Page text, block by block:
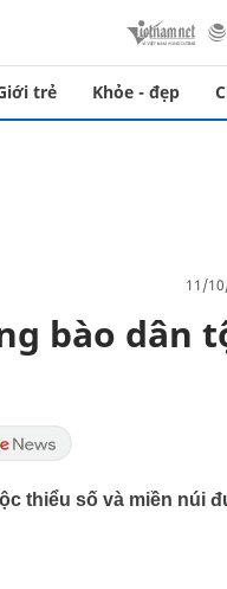
trẻ Khỏe - đẹp
11/
bào dân
thiểu số và miền núi